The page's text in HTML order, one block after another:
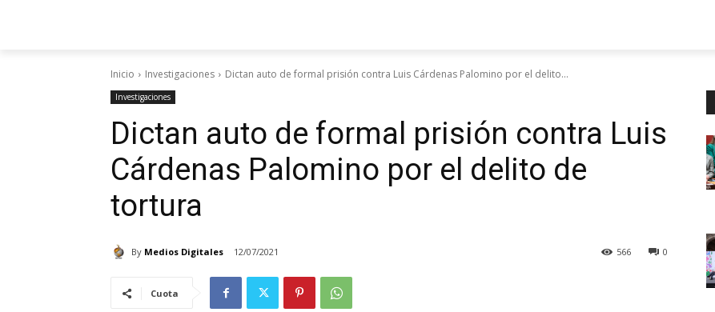
Inicio Investigaciones Dictan auto de formal prisión contra Luis Cárdenas Palomino por el delito...
Investigaciones
Dictan auto de formal prisión contra Luis
Cárdenas Palomino por el delito de
tortura
By Medios Digitales 12/07/2021 0
566
Cuota